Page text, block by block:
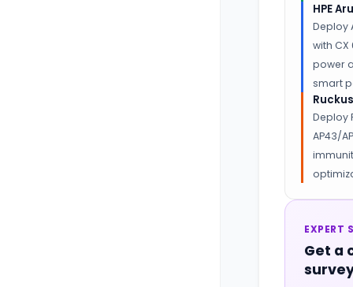
HPE
Deploy
with CX
power
smart
Deploy
AP43/
EXPERT
Get a